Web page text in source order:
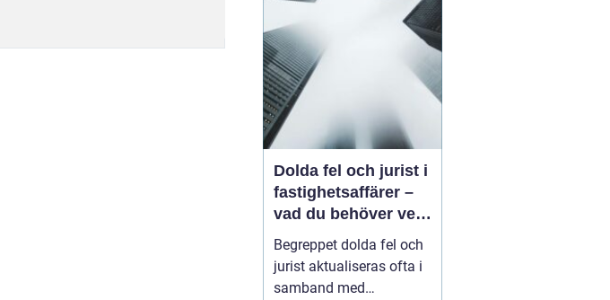
kvittoredovisning och
rapporter. Därför väljer
allt fler att samarbet...
Dolda fel och jurist i
fastighetsaffärer –
vad du behöver veta
när fel upptäcks
Begreppet dolda fel och
jurist aktualiseras ofta i
samband med